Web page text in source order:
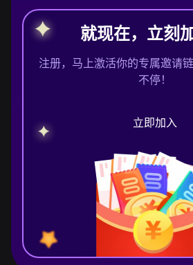
就现在，立刻加
注册，马上激活你的专属邀请
不停！
立即加入